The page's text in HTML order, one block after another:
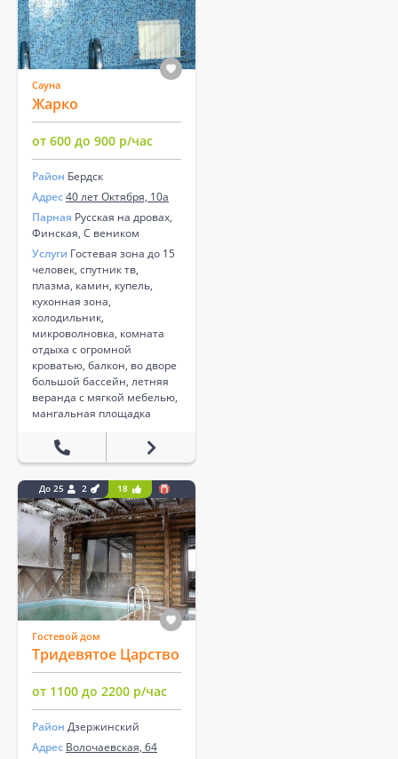
Сауна
Жарко
от 600 до 900 р/час
Район Бердск
Адрес40 лет Октября, 10а
Парная Русская на дровах,
Финская, С веником
Услуги Гостевая зона до 15
человек, спутник тв,
плазма, камин, купель,
кухонная зона,
холодильник,
микроволновка, комната
отдыха с огромной
кроватью, балкон, во дворе
большой бассейн, летняя
веранда с мягкой мебелью,
мангальная площадка
До 25 2 18
Гостевой дом
Тридевятое Царство
от 1100 до 2200 р/час
Район Дзержинский
Адрес Волочаевская, 64